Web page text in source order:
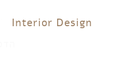
Interior Design